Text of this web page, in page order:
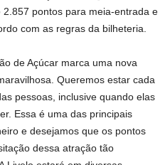
pontos para meia-entrada e
com as regras da bilheteria.
de Açúcar marca uma nova
Queremos estar cada
pessoas, inclusive quando elas
Essa é uma das principais
e desejamos que os pontos
dessa atração tão